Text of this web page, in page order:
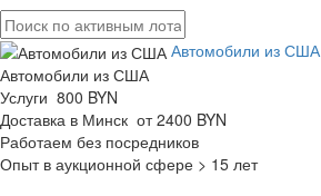
Автомобили из США
Автомобили из США
Услуги 800 BYN
Доставка в Минск от 2400 BYN
Работаем без посредников
Опыт в аукционной сфере > 15 лет